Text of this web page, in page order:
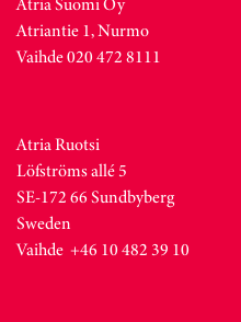
Atriantie 1, Nurmo
Vaihde 020 472 8111
Atria Ruotsi
Löfströms allé 5
SE-172 66 Sundbyberg
Sweden
Vaihde +46 10 482 39 10